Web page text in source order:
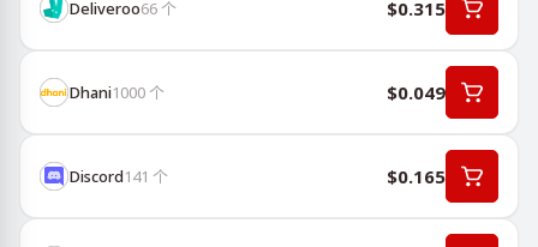
Deliveroo66个 $0.315
Dhani1000个 $0.049
Discord141 个 $0.165